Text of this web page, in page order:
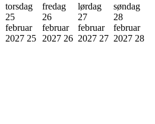
torsdag
25
februar
2027 25
fredag
26
februar
2027 26
lørdag
27
februar
2027 27
søndag
28
februar
2027 28